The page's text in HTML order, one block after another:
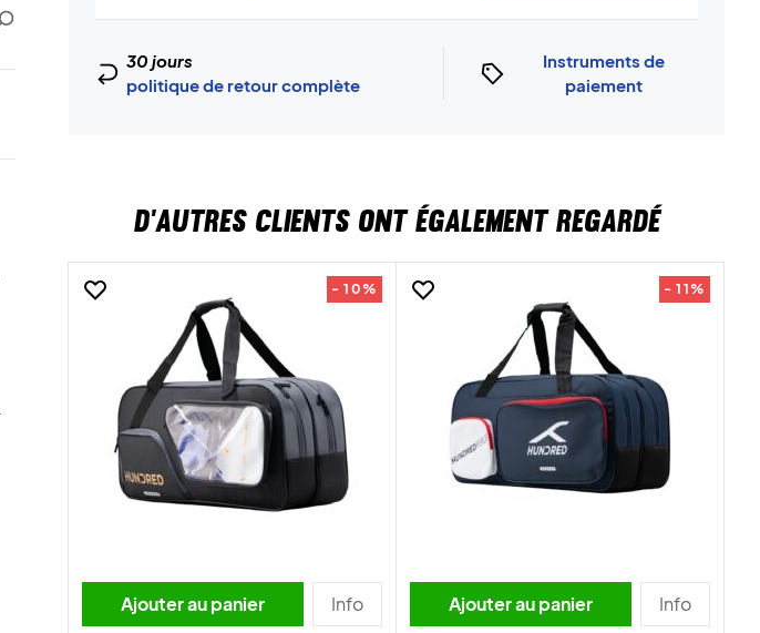
30 jours
politique de retour complète
Instruments de
paiement
D'AUTRES CLIENTS ONT ÉGALEMENT REGARDÉ
- 10%
Ajouter au panier Info
- 11%
Ajouter au panier Info